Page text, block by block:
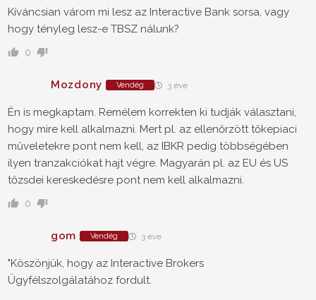
Kíváncsian várom mi lesz az Interactive Bank sorsa, vagy
hogy tényleg lesz-e TBSZ nálunk?
0
Mozdony Vendég 3 éve
Én is megkaptam. Remélem korrekten ki tudják választani,
hogy mire kell alkalmazni. Mert pl. az ellenőrzött tőkepiaci
műveletekre pont nem kell, az IBKR pedig többségében
ilyen tranzakciókat hajt végre. Magyarán pl. az EU és US
tőzsdei kereskedésre pont nem kell alkalmazni.
0
gom Vendég 3 éve
"Köszönjük, hogy az Interactive Brokers
Ügyfélszolgálatához fordult.